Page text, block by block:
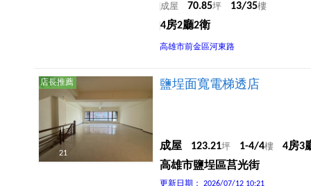
成屋 70.85坪 13/35樓
4房2廳2衛
高雄市前金區河東路
店長推薦
21
鹽埕面寬電梯透店
成屋 123.21坪 1-4/4樓
4房3
高雄市鹽埕區莒光街
更新日期： 2026/07/12 10:21